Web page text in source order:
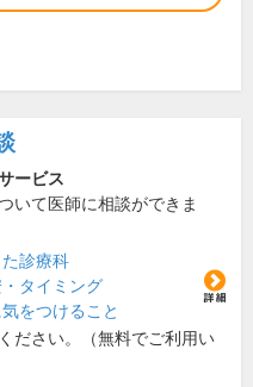
ービス
いて医師に相談ができま
診療科
タイミング
をつけること
ださい。（無料でご利用い